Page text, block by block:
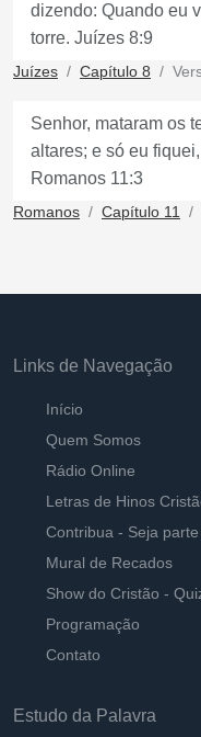
dizendo: Quando eu
torre. Juízes 8:9
Juízes Capítulo 8
Senhor, mataram os
altares; e só eu
Romanos 11:3
Romanos Capítulo 11
Links de Navegação
Início
Quem Somos
Rádio Online
Letras de Hinos
Contribua - Seja
Mural de Recados
Show do Cristão -
Programação
Contato
Estudo da Palavra